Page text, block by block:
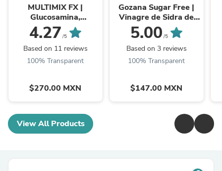
MULTIMIX FX |
Glucosamina,
Condroitina, Vitaminas
y Minerales | Bolsa
Doypack con 500g
4.27 /5
Based on 11 reviews
100% Transparent
$270.00 MXN
Gozana Sugar Free |
Vinagre de Sidra de
Manzana, Ácido Fólico
y Vitamina B12 | 60 ...
5.00 /5
Based on 3 reviews
100% Transparent
$147.00 MXN
View All Products